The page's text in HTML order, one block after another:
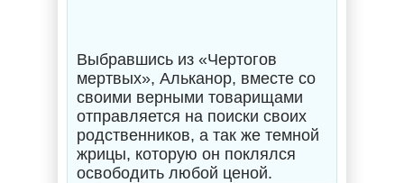
Выбравшись из «Чертогов
мертвых», Альканор, вместе со
своими верными товарищами
отправляется на поиски своих
родственников, а так же темной
жрицы, которую он поклялся
освободить любой ценой.